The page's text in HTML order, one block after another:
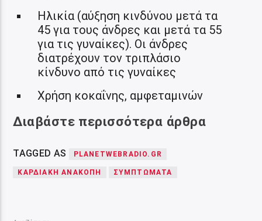
Ηλικία (αύξηση κινδύνου μετά τα
45 για τους άνδρες και μετά τα 55
για τις γυναίκες). Οι άνδρες
διατρέχουν τον τριπλάσιο
κίνδυνο από τις γυναίκες
Χρήση κοκαΐνης, αμφεταμινών
Διαβάστε περισσότερα άρθρα
TAGGED AS PLANETWEBRADIO.GR
ΚΑΡΔΙΑΚΗ ΑΝΑΚΟΠΗ ΣΥΜΠΤΩΜΑΤΑ